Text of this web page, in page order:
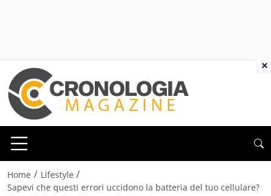
Home / Lifestyle /
Sapevi che questi errori uccidono la batteria del tuo cellulare?
×